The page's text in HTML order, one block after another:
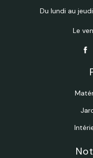
Du lundi au
Le